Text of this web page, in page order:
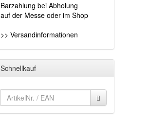
Barzahlung bei Abholung
auf der Messe oder im Shop
>> Versandinformationen
Schnellkauf